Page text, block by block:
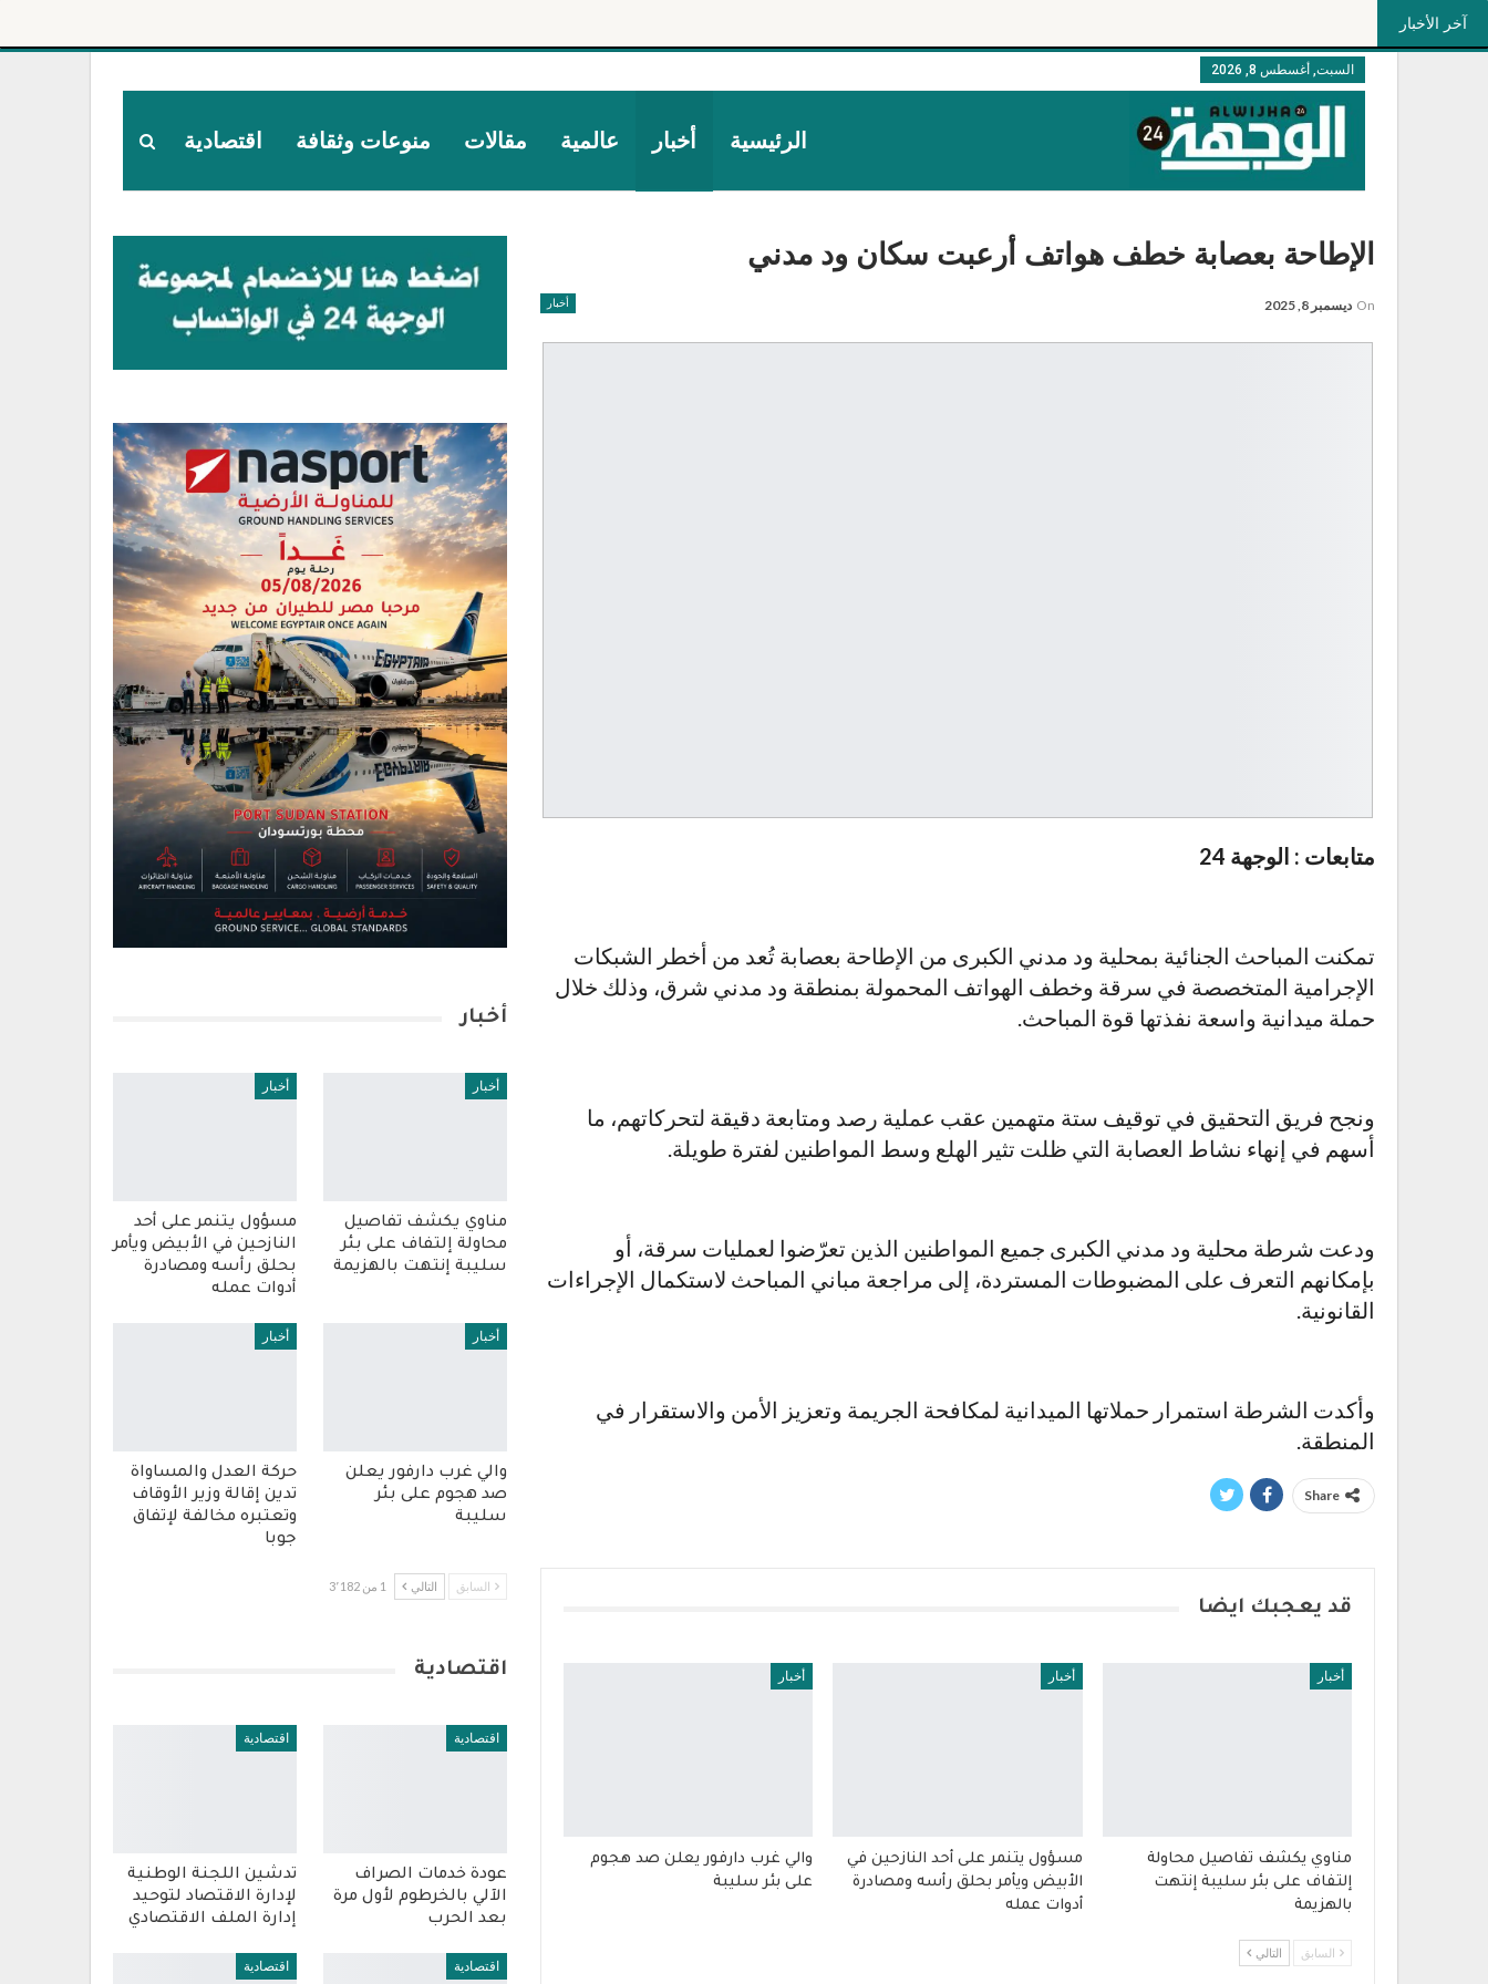
آخر الأخبار
السبت, أغسطس 8, 2026
الرئيسية أخبار عالمية مقالات منوعات وثقافة اقتصادية
الإطاحة بعصابة خطف هواتف أرعبت سكان ود مدني
أخبار On ديسمبر 8, 2025
متابعات : الوجهة 24
تمكنت المباحث الجنائية بمحلية ود مدني الكبرى من الإطاحة بعصابة تُعد من أخطر الشبكات
الإجرامية المتخصصة في سرقة وخطف الهواتف المحمولة بمنطقة ود مدني شرق، وذلك خلال
حملة ميدانية واسعة نفذتها قوة المباحث.
ونجح فريق التحقيق في توقيف ستة متهمين عقب عملية رصد ومتابعة دقيقة لتحركاتهم، ما
أسهم في إنهاء نشاط العصابة التي ظلت تثير الهلع وسط المواطنين لفترة طويلة.
ودعت شرطة محلية ود مدني الكبرى جميع المواطنين الذين تعرّضوا لعمليات سرقة، أو
بإمكانهم التعرف على المضبوطات المستردة، إلى مراجعة مباني المباحث لاستكمال الإجراءات
القانونية.
وأكدت الشرطة استمرار حملاتها الميدانية لمكافحة الجريمة وتعزيز الأمن والاستقرار في
المنطقة.
Share
قد يعجبك ايضا
أخبار
مناوي يكشف تفاصيل محاولة
إلتفاف على بئر سليبة إنتهت
بالهزيمة
أخبار
مسؤول يتنمر على أحد النازحين في
الأبيض ويأمر بحلق رأسه ومصادرة
أدوات عمله
أخبار
والي غرب دارفور يعلن صد هجوم
على بئر سليبة
السابق التالي
أخبار
أخبار
مناوي يكشف تفاصيل
محاولة إلتفاف على بئر
سليبة إنتهت بالهزيمة
أخبار
مسؤول يتنمر على أحد
النازحين في الأبيض ويأمر
بحلق رأسه ومصادرة
أدوات عمله
أخبار
والي غرب دارفور يعلن
صد هجوم على بئر
سليبة
أخبار
حركة العدل والمساواة
تدين إقالة وزير الأوقاف
وتعتبره مخالفة لإتفاق
جوبا
السابق التالي 1 من 3٬182
اقتصادية
اقتصادية
عودة خدمات الصراف
الآلي بالخرطوم لأول مرة
بعد الحرب
اقتصادية
تدشين اللجنة الوطنية
لإدارة الاقتصاد لتوحيد
إدارة الملف الاقتصادي
اقتصادية اقتصادية